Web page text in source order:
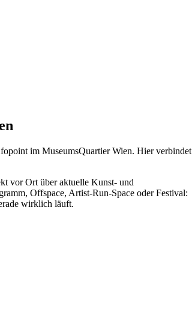
im MuseumsQuartier Wien. Hier verbindet
vor Ort über aktuelle Kunst- und
Offspace, Artist-Run-Space oder Festival:
wirklich läuft.